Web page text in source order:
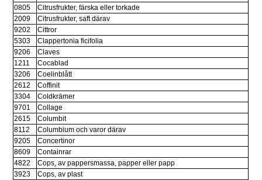
0805
Citrusfrukter, färska eller torkade
2009
Citrusfrukter, saft därav
9202
Cittror
5303
Clappertonia ficifolia
9206
Claves
1211
Cocablad
3206
Coelinblått
2612
Coffinit
3304
Coldkrämer
9701
Collage
2615
Columbit
8112
Columbium och varor därav
9205
Concertinor
8609
Containrar
4822
Cops, av pappersmassa, papper eller papp
3923
Cops, av plast